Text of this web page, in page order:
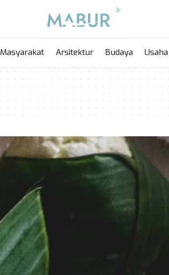
Masyarakat Arsitektur Budaya Usaha